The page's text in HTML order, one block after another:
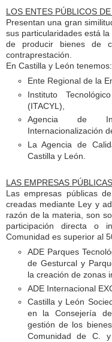
LOS ENTES PÚBLICOS
Presentan una gran
sus particularidades está
de producir bienes de
contraprestación.
En Castilla y León tenemos:
Ente Regional de la
Instituto
(ITACYL),
Agencia de
Internacionalización
La Agencia de
Castilla y León.
LAS EMPRESAS
Las empresas públicas
creadas mediante Ley y
razón de la materia, son
participación directa o
Comunidad es superior al
ADE Parques
de Gesturcal y
la creación de zonas
ADE Internacional
Castilla y León
en la Consejería
gestión de los
Comunidad de C.